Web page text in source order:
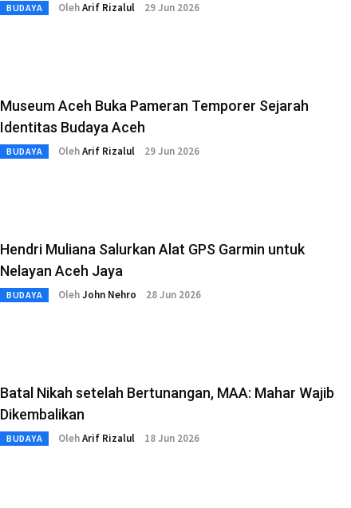
BUDAYA OlehArif Rizalul 29 Jun 2026
Museum Aceh Buka Pameran Temporer Sejarah
Identitas Budaya Aceh
BUDAYA OlehArif Rizalul 29 Jun 2026
Hendri Muliana Salurkan Alat GPS Garmin untuk
Nelayan Aceh Jaya
BUDAYA OlehJohn Nehro 28 Jun 2026
Batal Nikah setelah Bertunangan, MAA: Mahar Wajib
Dikembalikan
BUDAYA OlehArif Rizalul 18 Jun 2026